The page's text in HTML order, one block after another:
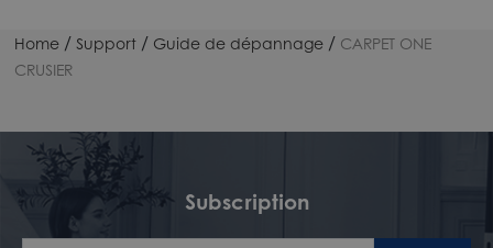
Home / Support / Guide de dépannage / CARPET ONE
CRUSIER
Subscription